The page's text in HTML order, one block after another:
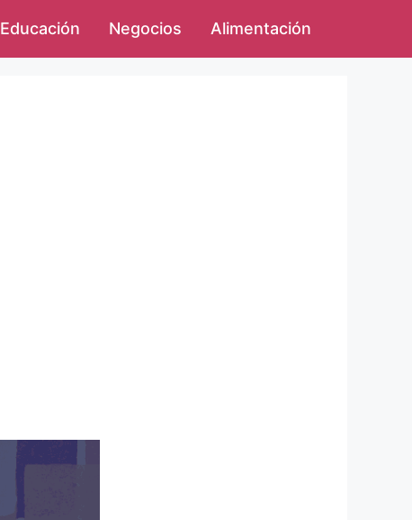
Educación Negocios Alimentación